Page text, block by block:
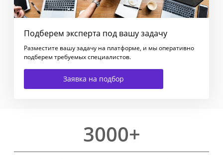
Подберем эксперта под вашу задачу
Разместите вашу задачу на платформе, и мы оперативно
подберем требуемых специалистов.
Заявка на подбор
3000+